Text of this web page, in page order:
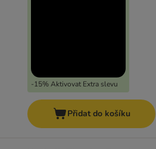
-15% Aktivovat Extra slevu
Přidat do košíku